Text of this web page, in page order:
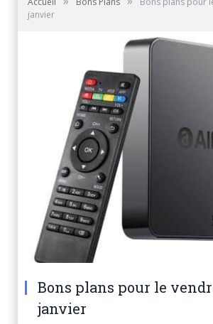
janvier
Bons plans pour le
janvier